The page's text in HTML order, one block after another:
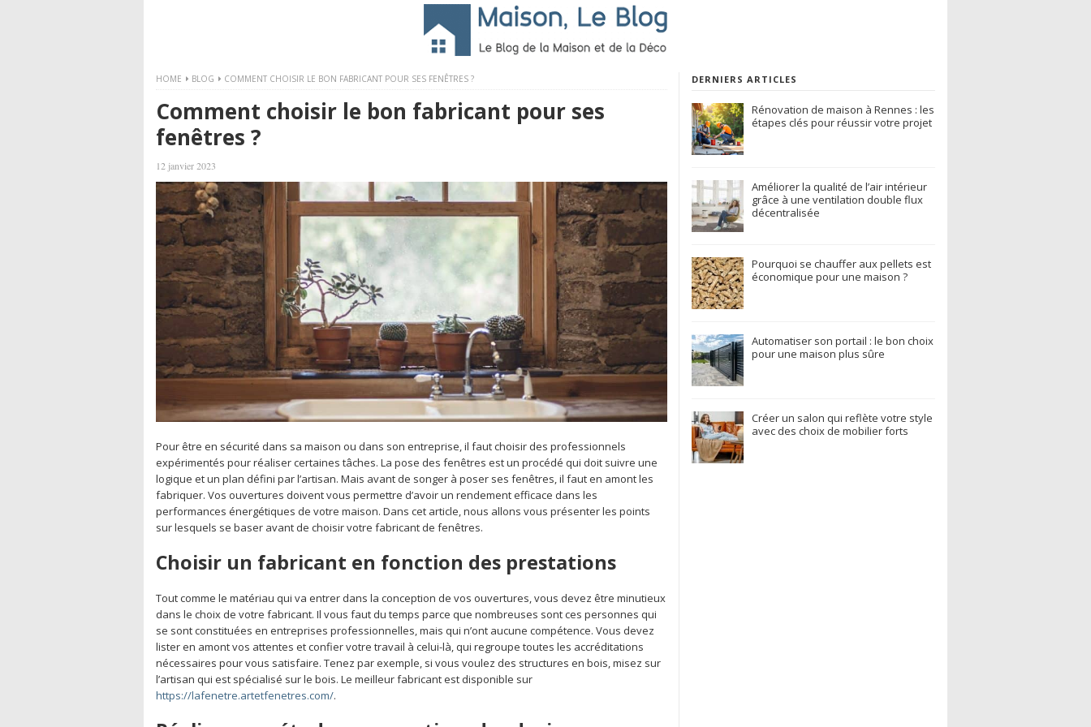
HOME BLOG COMMENT CHOISIR LE BON FABRICANT POUR SES FENÊTRES ?
Comment choisir le bon fabricant pour ses
fenêtres ?
12 janvier 2023
Pour être en sécurité dans sa maison ou dans son entreprise, il faut choisir des professionnels
expérimentés pour réaliser certaines tâches. La pose des fenêtres est un procédé qui doit suivre une
logique et un plan défini par l’artisan. Mais avant de songer à poser ses fenêtres, il faut en amont les
fabriquer. Vos ouvertures doivent vous permettre d’avoir un rendement efficace dans les
performances énergétiques de votre maison. Dans cet article, nous allons vous présenter les points
sur lesquels se baser avant de choisir votre fabricant de fenêtres.
Choisir un fabricant en fonction des prestations
Tout comme le matériau qui va entrer dans la conception de vos ouvertures, vous devez être minutieux
dans le choix de votre fabricant. Il vous faut du temps parce que nombreuses sont ces personnes qui
se sont constituées en entreprises professionnelles, mais qui n’ont aucune compétence. Vous devez
lister en amont vos attentes et confier votre travail à celui-là, qui regroupe toutes les accréditations
nécessaires pour vous satisfaire. Tenez par exemple, si vous voulez des structures en bois, misez sur
l’artisan qui est spécialisé sur le bois. Le meilleur fabricant est disponible sur
https://lafenetre.artetfenetres.com/.
DERNIERS ARTICLES
Rénovation de maison à Rennes : les
étapes clés pour réussir votre projet
Améliorer la qualité de l’air intérieur
grâce à une ventilation double flux
décentralisée
Pourquoi se chauffer aux pellets est
économique pour une maison ?
Automatiser son portail : le bon choix
pour une maison plus sûre
Créer un salon qui reflète votre style
avec des choix de mobilier forts